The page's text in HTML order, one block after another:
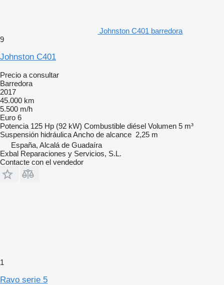
Johnston C401 barredora
9
Johnston C401
Precio a consultar
Barredora
2017
45.000 km
5.500 m/h
Euro 6
Potencia 125 Hp (92 kW) Combustible diésel Volumen 5 m³
Suspensión hidráulicaAncho de alcance 2,25 m
España, Alcalá de Guadaíra
Exbal Reparaciones y Servicios, S.L.
Contacte con el vendedor
1
Ravo serie 5